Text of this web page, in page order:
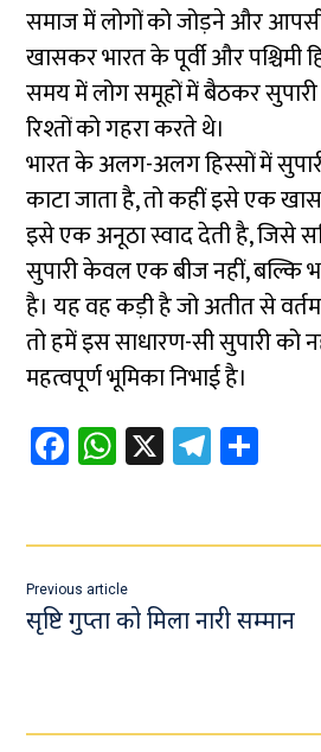
समाज में लोगों को जोड़ने और
खासकर भारत के पूर्वी और पश्चिमी
समय में लोग समूहों में बैठकर
रिश्तों को गहरा करते थे।
भारत के अलग-अलग हिस्सों में
काटा जाता है, तो कहीं इसे एक
इसे एक अनूठा स्वाद देती है, जिसे
सुपारी केवल एक बीज नहीं, बल्कि
है। यह वह कड़ी है जो अतीत से
तो हमें इस साधारण-सी सुपारी को
महत्वपूर्ण भूमिका निभाई है।
Fa
ce
o
ok
W
h
sA
p
p
X Te
le
a
m
Previous article
सृष्टि गुप्ता को मिला नारी सम्मान